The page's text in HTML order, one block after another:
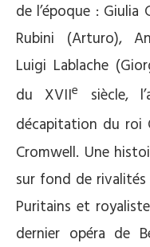
de l’époque :
Rubini (Arturo),
Luigi Lablache
du XVIIe
siècle,
décapitation du roi
Cromwell. Une
sur fond de
Puritains et
dernier opéra de